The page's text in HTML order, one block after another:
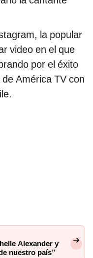
la popular
video en el que
por el éxito
América TV con
Alexander y
nuestro país”